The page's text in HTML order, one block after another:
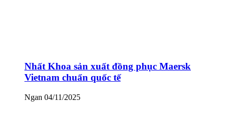
Nhất Khoa sản xuất đồng phục Maersk
Vietnam chuẩn quốc tế
Ngan 04/11/2025